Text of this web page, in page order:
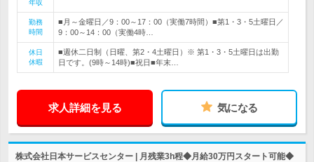
年収
勤務
時間
■月～金曜日／9：00～17：00（実働7時間）■第1・3・5土曜日／
9：00～14：00（実働4時…
休日
休暇
■週休二日制（日曜、第2・4土曜日）※ 第1・3・5土曜日は出勤
日です。(9時～14時)■祝日■年末…
求人詳細を見る 気になる
株式会社日本サービスセンター | 月残業3h程◆月給30万円スタート可能◆